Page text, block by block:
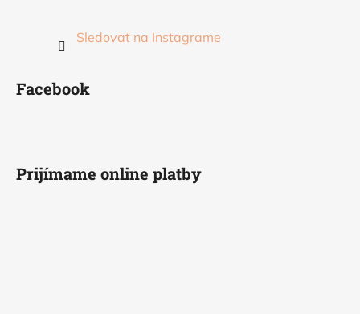
Sledovať na Instagrame
Facebook
Prijímame online platby